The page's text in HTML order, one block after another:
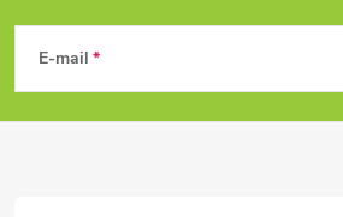
ý
p
i
p
E-mail